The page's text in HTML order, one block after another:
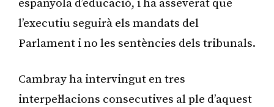
espanyola d’educació, i ha asseverat que
l’executiu seguirà els mandats del
Parlament i no les sentències dels tribunals.
Cambray ha intervingut en tres
interpel·lacions consecutives al ple d’aquest